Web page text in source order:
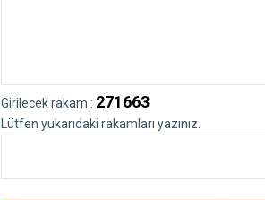
Girilecek rakam : 271663
Lütfen yukarıdaki rakamları yazınız.